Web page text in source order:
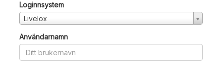
Loginnsystem
Livelox
Användarnamn